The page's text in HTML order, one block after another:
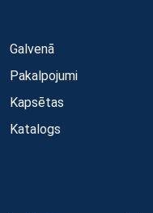
Galvenā
Pakalpojumi
Kapsētas
Katalogs